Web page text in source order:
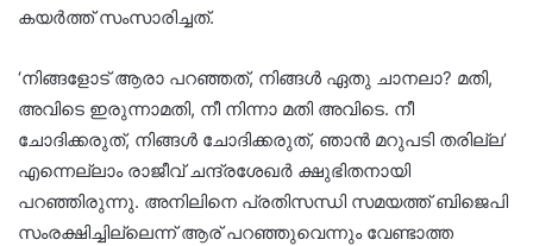
കയര്‍ത്ത് സംസാരിച്ചത്.
‘നിങ്ങളോട് ആരാ പറഞ്ഞത്, നിങ്ങള്‍ ഏതു ചാനലാ? മതി,
അവിടെ ഇരുന്നാമതി, നീ നിന്നാ മതി അവിടെ. നീ
ചോദിക്കരുത്, നിങ്ങള്‍ ചോദിക്കരുത്, ഞാന്‍ മറുപടി തരില്ല’
എന്നെല്ലാം രാജീവ് ചന്ദ്രശേഖര്‍ ക്ഷുഭിതനായി
പറഞ്ഞിരുന്നു. അനിലിനെ പ്രതിസന്ധി സമയത്ത് ബിജെപി
സംരക്ഷിച്ചില്ലെന്ന് ആര് പറഞ്ഞുവെന്നും വേണ്ടാത്ത